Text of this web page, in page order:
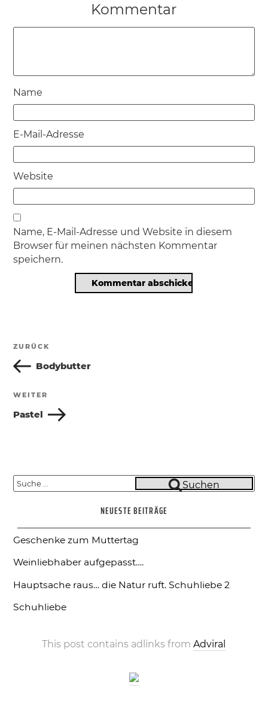
Kommentar
Name
E-Mail-Adresse
Website
Name, E-Mail-Adresse und Website in diesem
Browser für meinen nächsten Kommentar
speichern.
Beitragsnavigation
Vorheriger
Beitrag
ZURÜCK
Bodybutter
Nächster
Beitrag
WEITER
Pastel
Suche
Suchen
NEUESTE BEITRÄGE
Geschenke zum Muttertag
Weinliebhaber aufgepasst….
Hauptsache raus… die Natur ruft. Schuhliebe 2
Schuhliebe
This post contains adlinks fromAdviral